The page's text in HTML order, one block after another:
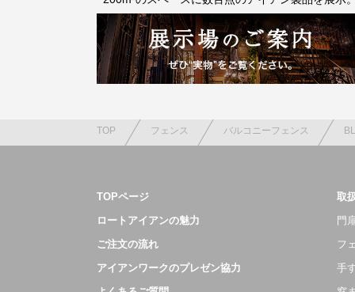
TOP フェンス バルコニーフェンス
TOPページ
ロートアイアンの魅力
ご注文の流れ
アイアンワークのプレゼン協力
取
門
フ
手